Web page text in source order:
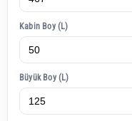
Kabin Boy (L)
Büyük Boy (L)